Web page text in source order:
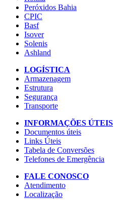
Peróxidos Bahia
CPIC
Basf
Isover
Solenis
Ashland
LOGÍSTICA
Armazenagem
Estrutura
Segurança
Transporte
INFORMAÇÕES ÚTEIS
Documentos úteis
Links Úteis
Tabela de Conversões
Telefones de Emergência
FALE CONOSCO
Atendimento
Localização